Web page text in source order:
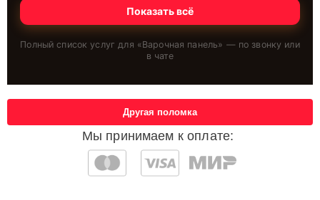
Показать всё
Полный список услуг для «Варочная панель» — по звонку или
в чате
Мы принимаем к оплате:
Другая поломка